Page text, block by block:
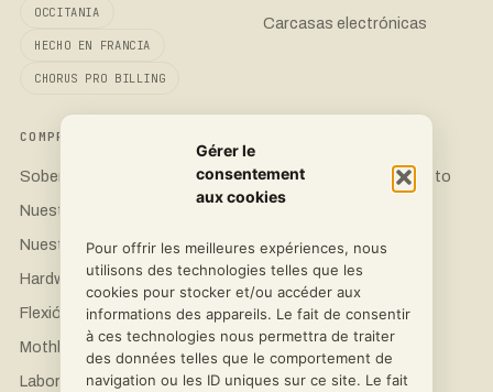
Gérer le
consentement
aux cookies
Pour offrir les meilleures expériences, nous
utilisons des technologies telles que les
cookies pour stocker et/ou accéder aux
informations des appareils. Le fait de consentir
à ces technologies nous permettra de traiter
des données telles que le comportement de
navigation ou les ID uniques sur ce site. Le fait
OCCITANIA
HECHO EN FRANCIA
CHORUS PRO BILLING
Carcasas electrónicas
COMPROMISO
Soberanía 3D
Nuestras impresoras
Nuestros materiales
Hardware de ciencia abierta
Flexión abierta
Mothbox Pro
Laboratorios e investigación
Solicita un presupuesto
Instagram
Facebook